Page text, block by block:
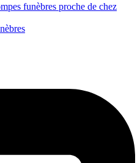
funèbres proche de chez